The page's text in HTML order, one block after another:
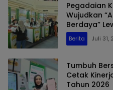
Pegadaian
Wujudkan
Berdaya”
Bazar Emas
Berita Juli 31,
Tumbuh
Cetak
Tahun 2026